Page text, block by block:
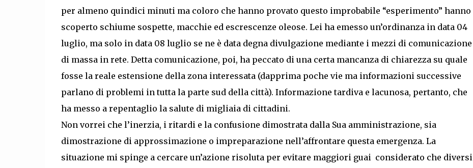
per almeno quindici minuti ma coloro che hanno provato questo improbabile “esperimento” hanno
scoperto schiume sospette, macchie ed escrescenze oleose. Lei ha emesso un’ordinanza in data 04
luglio, ma solo in data 08 luglio se ne è data degna divulgazione mediante i mezzi di comunicazione
di massa in rete. Detta comunicazione, poi, ha peccato di una certa mancanza di chiarezza su quale
fosse la reale estensione della zona interessata (dapprima poche vie ma informazioni successive
parlano di problemi in tutta la parte sud della città). Informazione tardiva e lacunosa, pertanto, che
ha messo a repentaglio la salute di migliaia di cittadini.
Non vorrei che l’inerzia, i ritardi e la confusione dimostrata dalla Sua amministrazione, sia
dimostrazione di approssimazione o impreparazione nell’affrontare questa emergenza. La
situazione mi spinge a cercare un’azione risoluta per evitare maggiori guai considerato che diversi